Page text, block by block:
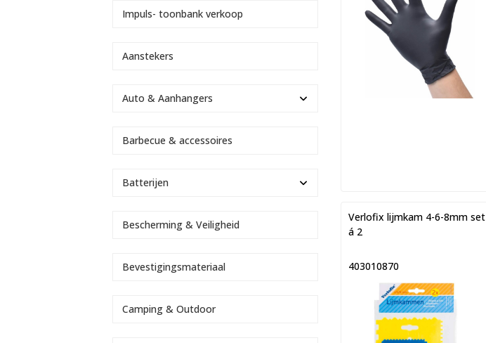
Verlofix lijmkam 4-6-8mm set
á 2
403010870
Impuls- toonbank verkoop
Aanstekers
Auto & Aanhangers
Barbecue & accessoires
Batterijen
Bescherming & Veiligheid
Bevestigingsmateriaal
Camping & Outdoor